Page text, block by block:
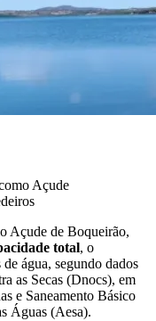
Açude
Açude de Boqueirão,
total, o
água, segundo dados
as Secas (Dnocs), em
e Saneamento Básico
Águas (Aesa).